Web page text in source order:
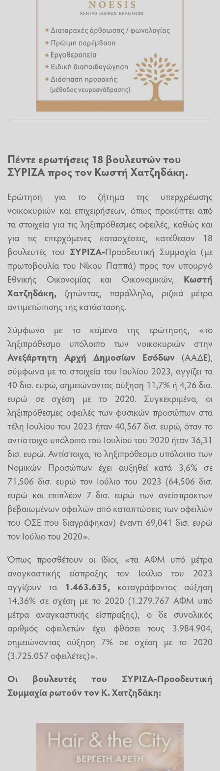
Πέντε ερωτήσεις 18 βουλευτών του
ΣΥΡΙΖΑπρος τον Κωστή Χατζηδάκη.
Ερώτηση για το ζήτημα της υπερχρέωσης
νοικοκυριών και επιχειρήσεων, όπως προκύπτει από
τα στοιχεία για τις ληξιπρόθεσμες οφειλές, καθώς και
για τις επερχόμενες κατασχέσεις, κατέθεσαν 18
βουλευτές του ΣΥΡΙΖΑ-Προοδευτική Συμμαχία (με
πρωτοβουλία του Νίκου Παππά) προς τον υπουργό
Εθνικής Οικονομίας και Οικονομικών, Κωστή
Χατζηδάκη, ζητώντας, παράλληλα, ριζικά μέτρα
αντιμετώπισης της κατάστασης.
Σύμφωνα με το κείμενο της ερώτησης, «το
ληξιπρόθεσμο υπόλοιπο των νοικοκυριών στην
Ανεξάρτητη Αρχή Δημοσίων Εσόδων (ΑΑΔΕ),
σύμφωνα με τα στοιχεία του Ιουλίου 2023, αγγίζει τα
40 δισ. ευρώ, σημειώνοντας αύξηση 11,7% ή 4,26 δισ.
ευρώ σε σχέση με το 2020. Συγκεκριμένα, οι
ληξιπρόθεσμες οφειλές των φυσικών προσώπων στα
τέλη Ιουλίου του 2023 ήταν 40,567 δισ. ευρώ, όταν το
αντίστοιχο υπόλοιπο του Ιουλίου του 2020 ήταν 36,31
δισ. ευρώ. Αντίστοιχα, το ληξιπρόθεσμο υπόλοιπο των
Νομικών Προσώπων έχει αυξηθεί κατά 3,6% σε
71,506 δισ. ευρώ τον Ιούλιο του 2023 (64,506 δισ.
ευρώ και επιπλέον 7 δισ. ευρώ των ανείσπρακτων
βεβαιωμένων οφειλών από καταπτώσεις των οφειλών
του ΟΣΕ που διαγράφηκαν) έναντι 69,041 δισ. ευρώ
τον Ιούλιο του 2020».
Όπως προσθέτουν οι ίδιοι, «τα ΑΦΜ υπό μέτρα
αναγκαστικής είσπραξης τον Ιούλιο του 2023
αγγίζουν τα 1.463.635, καταγράφοντας αύξηση
14,36% σε σχέση με το 2020 (1.279.767 ΑΦΜ υπό
μέτρα αναγκαστικής είσπραξης), ο δε συνολικός
αριθμός οφειλετών έχει φθάσει τους 3.984.904,
σημειώνοντας αύξηση 7% σε σχέση με το 2020
(3.725.057 οφειλέτες)».
Οι βουλευτές του ΣΥΡΙΖΑ-Προοδευτική
Συμμαχία ρωτούν τον Κ. Χατζηδάκη: